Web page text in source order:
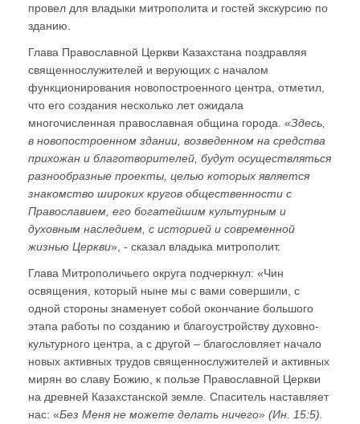
провел для владыки митрополита и гостей экскурсию по
зданию.
Глава Православной Церкви Казахстана поздравляя
священнослужителей и верующих с началом
функционирования новопостроенного центра, отметил,
что его создания несколько лет ожидала
многочисленная православная община города. «Здесь,
в новопостроенном здании, возведенном на средства
прихожан и благотворителей, будут осуществляться
разнообразные проекты, целью которых является
знакомство широких кругов общественности с
Православием, его богатейшим культурным и
духовным наследием, с историей и современной
жизнью Церкви», - сказал владыка митрополит.
Глава Митрополичьего округа подчеркнул: «Чин
освящения, который ныне мы с вами совершили, с
одной стороны знаменует собой окончание большого
этапа работы по созданию и благоустройству духовно-
культурного центра, а с другой – благословляет начало
новых активных трудов священнослужителей и активных
мирян во славу Божию, к пользе Православной Церкви
на древней Казахстанской земле. Спаситель наставляет
нас: «Без Меня не можете делать ничего» (Ин. 15:5).